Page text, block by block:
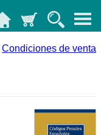
Condiciones de venta